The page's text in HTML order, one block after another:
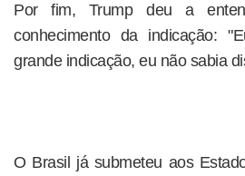
Por fim, Trump deu a
conhecimento da indicação:
grande indicação, eu não sabia
O Brasil já submeteu aos